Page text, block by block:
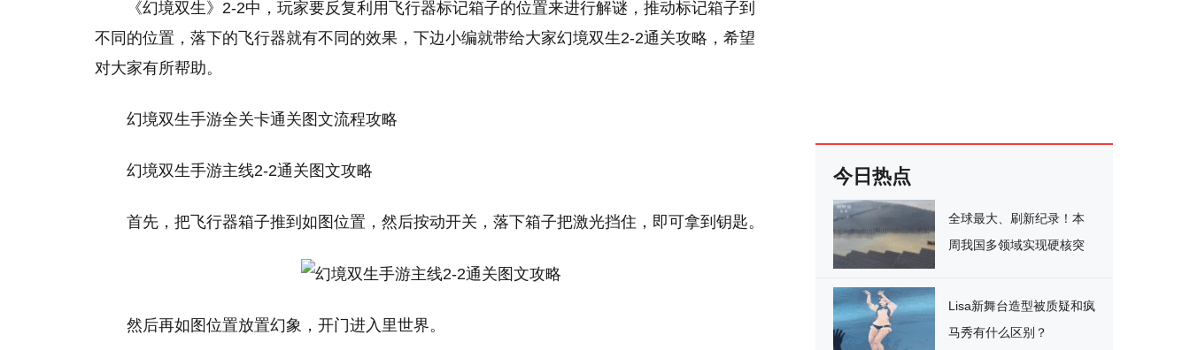
《幻境双生》2-2中，玩家要反复利用飞行器标记箱子的位置来进行解谜，推动标记箱子到
不同的位置，落下的飞行器就有不同的效果，下边小编就带给大家幻境双生2-2通关攻略，希望
对大家有所帮助。
幻境双生手游全关卡通关图文流程攻略
幻境双生手游主线2-2通关图文攻略
首先，把飞行器箱子推到如图位置，然后按动开关，落下箱子把激光挡住，即可拿到钥匙。
然后再如图位置放置幻象，开门进入里世界。
今日热点
全球最大、刷新纪录！本
周我国多领域实现硬核突
Lisa新舞台造型被质疑和疯
马秀有什么区别？